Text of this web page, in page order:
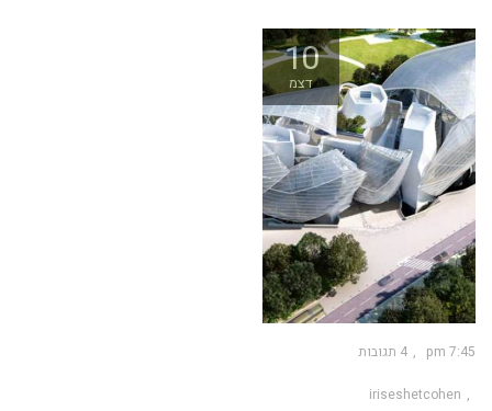
10
דצמ
7:45 pm 4 תגובות
iriseshetcohen